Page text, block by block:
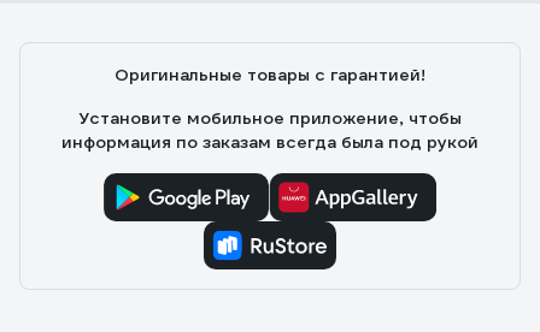
Оригинальные товары с гарантией!
Установите мобильное приложение, чтобы
информация по заказам всегда была под рукой